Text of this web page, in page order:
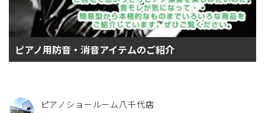
ピアノ用防音・消音アイテムのご紹介
ピアノショールーム八千代店